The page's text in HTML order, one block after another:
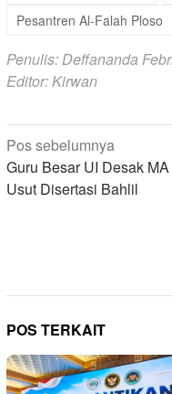
Pesantren Al-Falah Ploso
Penulis: Deffananda
Editor: Kirwan
Navigasi
pos
Pos sebelumnya
Guru Besar UI Desak MA
Usut Disertasi Bahlil
POS TERKAIT